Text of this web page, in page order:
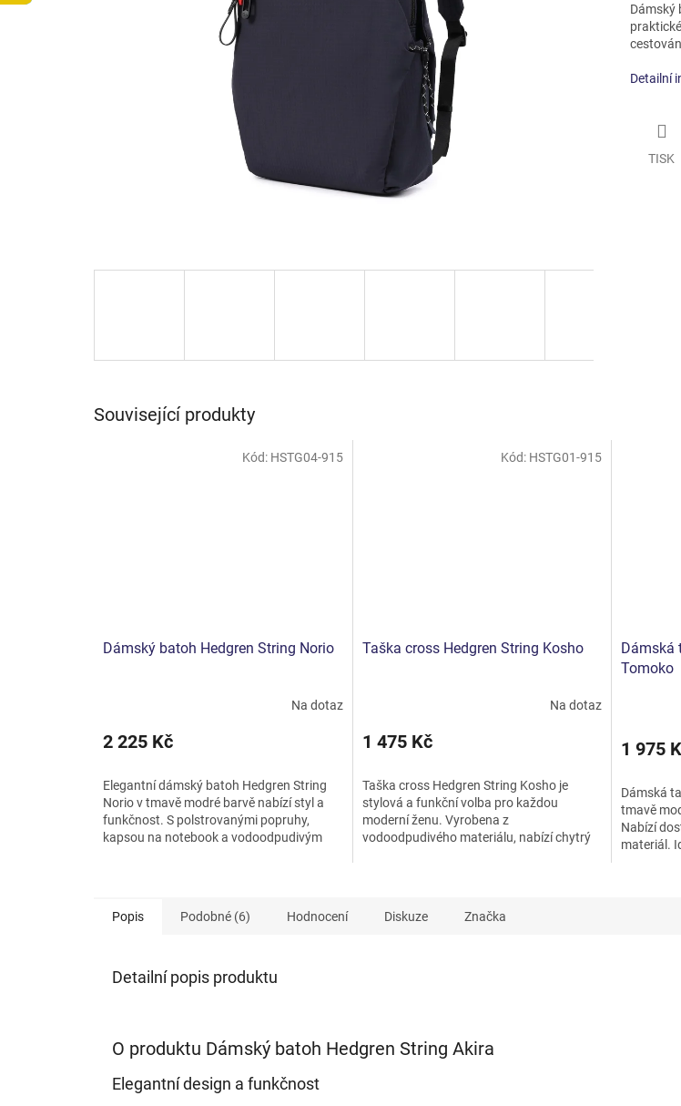
Dámský
Detailní
TISK
Související produkty
Dámský batoh Hedgren String Norio
Na dotaz
2 225 Kč
Elegantní dámský batoh Hedgren String
Norio v tmavě modré barvě nabízí styl a
funkčnost. S polstrovanými popruhy,
kapsou na notebook a vodoodpudivým
Kód: HSTG04-915
Taška cross Hedgren String Kosho
Na dotaz
1 475 Kč
Taška cross Hedgren String Kosho je
stylová a funkční volba pro každou
moderní ženu. Vyrobena z
vodoodpudivého materiálu, nabízí chytrý
Kód: HSTG01-915
Dámská
Tomoko
1 975
Dámská
tmavě
Nabízí
materiál.
Popis Podobné (6) Hodnocení Diskuze Značka
Detailní popis produktu
O produktu Dámský batoh Hedgren String Akira
Elegantní design a funkčnost